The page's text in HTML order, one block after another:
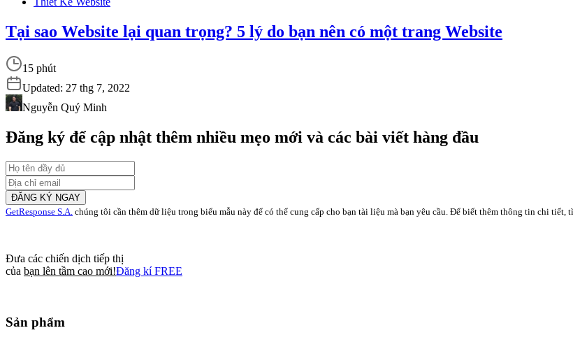
Tại sao Website lại quan trọng? 5 lý do bạn nên có một trang Website
15 phút
Updated: 27 thg 7, 2022
Nguyễn Quý Minh
Đăng ký để cập nhật thêm nhiều mẹo mới và các bài viết hàng đầu
ĐĂNG KÝ NGAY
GetResponse S.A. chúng tôi cần thêm dữ liệu trong biểu mẫu này để có thể cung cấp cho bạn tài liệu mà bạn yêu cầu. Để biết thêm thông tin chi tiết,
Đưa các chiến dịch tiếp thị
của bạn lên tầm cao mới!Đăng kí FREE
Sản phẩm